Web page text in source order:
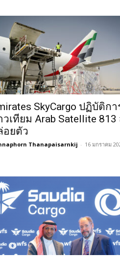
SkyCargo ปฏิบัติก
วเทียม Arab Satellite
อยตัว
Thanapaisarnkij - 16 มกราคม